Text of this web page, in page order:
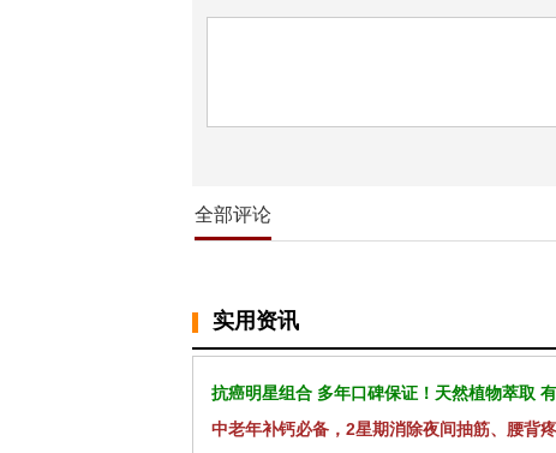
全部评论
实用资讯
抗癌明星组合 多年口碑保证！天然植物萃取
中老年补钙必备，2星期消除夜间抽筋、腰背